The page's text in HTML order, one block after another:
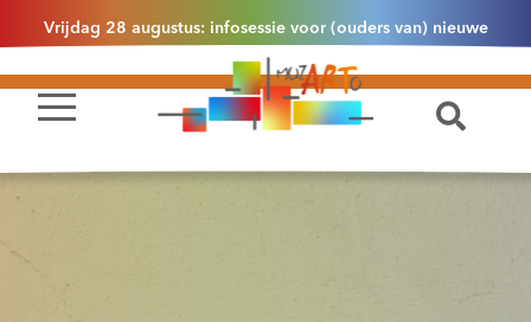
Vrijdag 28 augustus: infosessie voor (ouders van) nieuwe
leerlingen 2.1 om 13u30 in Essen